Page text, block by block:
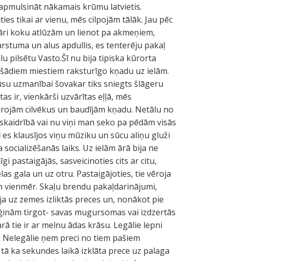
nākamais krūmu latvietis.
tikai ar vienu, mēs cilpojām tālāk. Jau pēc
koku atlūzām un lienot pa akmeņiem,
un alus apdullis, es tenterēju pakaļ
pilsētu Vasto.Šī nu bija tipiska kūrorta
miestiem raksturīgo kņadu uz ielām.
uzmanībai šovakar tiks sniegts šlāgeru
ir, vienkārši uzvārītas eļļā, mēs
cilvēkus un baudījām kņadu. Netālu no
vai nu viņi man seko pa pēdām visās
klausījos viņu mūziku un sūcu aliņu gluži
laiks. Uz ielām ārā bija ne
pastaigājās, sasveicinoties cits ar citu,
gala un uz otru. Pastaigājoties, tie vēroja
Skaļu brendu pakaļdarinājumi,
uz zemes izliktās preces un, nonākot pie
tirgot- savas mugursomas vai izdzertās
tie ir ar melnu ādas krāsu. Legālie lepni
ņem preci no tiem pašiem
ka sekundes laikā izklāta prece uz palaga